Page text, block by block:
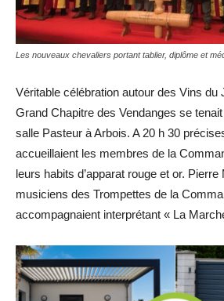
Les nouveaux chevaliers portant tablier, diplôme et
Véritable célébration autour des Vins du
Grand Chapitre des Vendanges se
salle Pasteur à Arbois. A 20 h 30
accueillaient les membres de la
leurs habits d’apparat rouge et or. Pierre
musiciens des Trompettes de la
accompagnaient interprétant « La